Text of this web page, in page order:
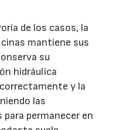
de los casos, la
mantiene sus
su
hidráulica
y la
las
permanecer en